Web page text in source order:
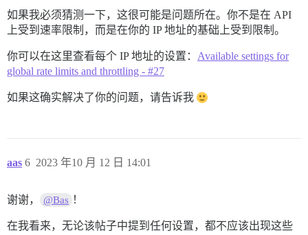
如果我必须猜测一下，这很可能是问题所在。你不是在 API
上受到速率限制，而是在你的 IP 地址的基础上受到限制。
你可以在这里查看每个 IP 地址的设置： Available settings for
global rate limits and throttling - #27
如果这确实解决了你的问题，请告诉我
aas 2023 年10 月 12 日 14:01
6
谢谢， @Bas ！
在我看来，无论该帖子中提到任何设置，都不应该出现这些